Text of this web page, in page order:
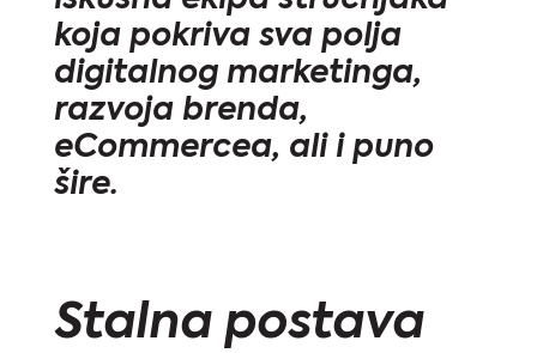
koja pokriva sva polja
digitalnog marketinga,
razvoja brenda,
eCommercea, ali i puno
šire.
Stalna postava